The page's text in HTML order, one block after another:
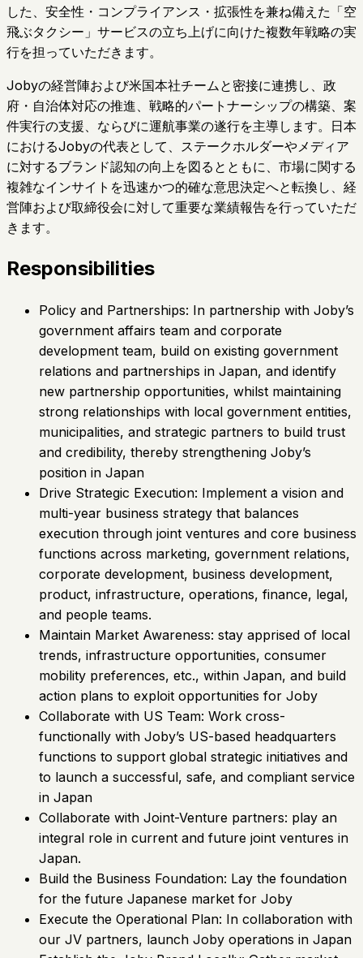
した、安全性・コンプライアンス・拡張性を兼ね備えた「空
飛ぶタクシー」サービスの立ち上げに向けた複数年戦略の実
行を担っていただきます。
Jobyの経営陣および米国本社チームと密接に連携し、政
府・自治体対応の推進、戦略的パートナーシップの構築、案
件実行の支援、ならびに運航事業の遂行を主導します。日本
におけるJobyの代表として、ステークホルダーやメディア
に対するブランド認知の向上を図るとともに、市場に関する
複雑なインサイトを迅速かつ的確な意思決定へと転換し、経
営陣および取締役会に対して重要な業績報告を行っていただ
きます。
Responsibilities
Policy and Partnerships: In partnership with Joby’s
government affairs team and corporate
development team, build on existing government
relations and partnerships in Japan, and identify
new partnership opportunities, whilst maintaining
strong relationships with local government entities,
municipalities, and strategic partners to build trust
and credibility, thereby strengthening Joby’s
position in Japan
Drive Strategic Execution: Implement a vision and
multi-year business strategy that balances
execution through joint ventures and core business
functions across marketing, government relations,
corporate development, business development,
product, infrastructure, operations, finance, legal,
and people teams.
Maintain Market Awareness: stay apprised of local
trends, infrastructure opportunities, consumer
mobility preferences, etc., within Japan, and build
action plans to exploit opportunities for Joby
Collaborate with US Team: Work cross-
functionally with Joby’s US-based headquarters
functions to support global strategic initiatives and
to launch a successful, safe, and compliant service
in Japan
Collaborate with Joint-Venture partners: play an
integral role in current and future joint ventures in
Japan.
Build the Business Foundation: Lay the foundation
for the future Japanese market for Joby
Execute the Operational Plan: In collaboration with
our JV partners, launch Joby operations in Japan